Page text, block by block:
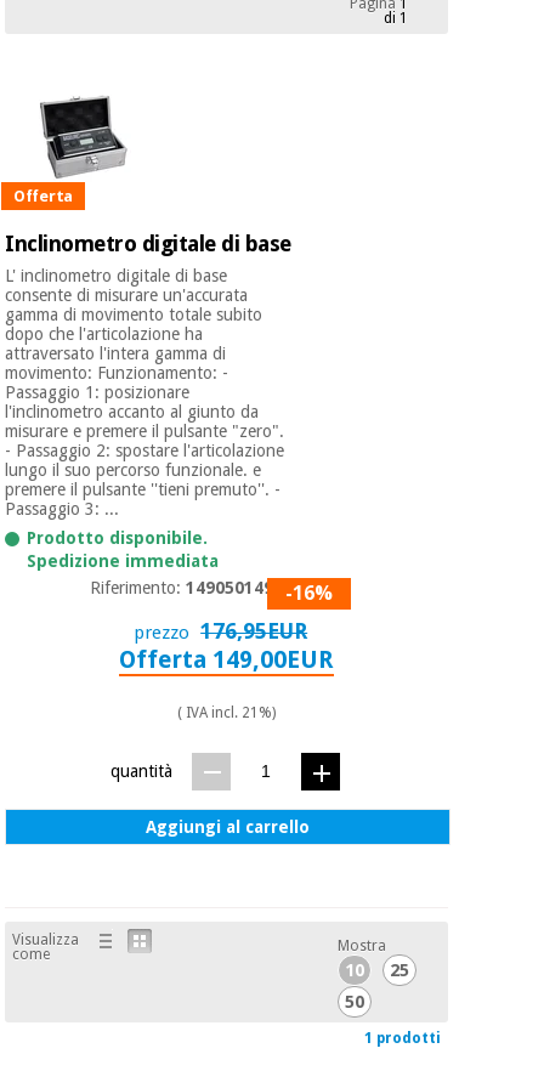
Outlet
Fisaude
Tech
Academy
cinese
Mobili
clinici
Armadi
terapeutici
Materiale
essenziale
per la
protezione
dei
coronavirus
Aerobica,
fitness e
pilates
chirurgici
(liquidazione)
Offerte
Outlet
Fisaude
Tech
Academy
Attrezzature
mediche
Medicina
cinese
Mobili
clinici
Armadi
terapeutici
Materiale
essenziale
per la
protezione
Sport
Pagina 1
di 1
Offerta
Inclinometro digitale di base
L' inclinometro digitale di base
consente di misurare un'accurata
gamma di movimento totale subito
dopo che l'articolazione ha
attraversato l'intera gamma di
movimento: Funzionamento: -
Passaggio 1: posizionare
l'inclinometro accanto al giunto da
misurare e premere il pulsante "zero".
- Passaggio 2: spostare l'articolazione
lungo il suo percorso funzionale. e
premere il pulsante ''tieni premuto''. -
Passaggio 3: ...
Prodotto disponibile.
Spedizione immediata
Riferimento:14905014979-16%
prezzo 176,95EUR
Offerta 149,00EUR
( IVA incl. 21%)
quantità
Aggiungi al carrello
Visualizza
come
Mostra
10
25
50
1 prodotti